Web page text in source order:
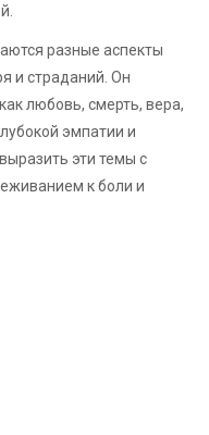
разные аспекты
и страданий. Он
любовь, смерть, вера,
эмпатии и
эти темы с
к боли и